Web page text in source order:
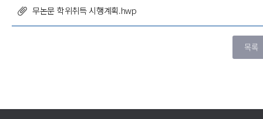
무논문 학위취득 시행계획.hwp